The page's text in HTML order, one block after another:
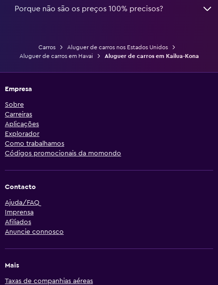
Porque não são os preços 100% precisos?
Carros
Aluguer de carros nos Estados Unidos
Aluguer de carros em Havai
Aluguer de carros em Kailua-Kona
Empresa
Sobre
Carreiras
Aplicações
Explorador
Como trabalhamos
Códigos promocionais da momondo
Contacto
Ajuda/FAQ
Imprensa
Afiliados
Anuncie connosco
Mais
Taxas de companhias aéreas